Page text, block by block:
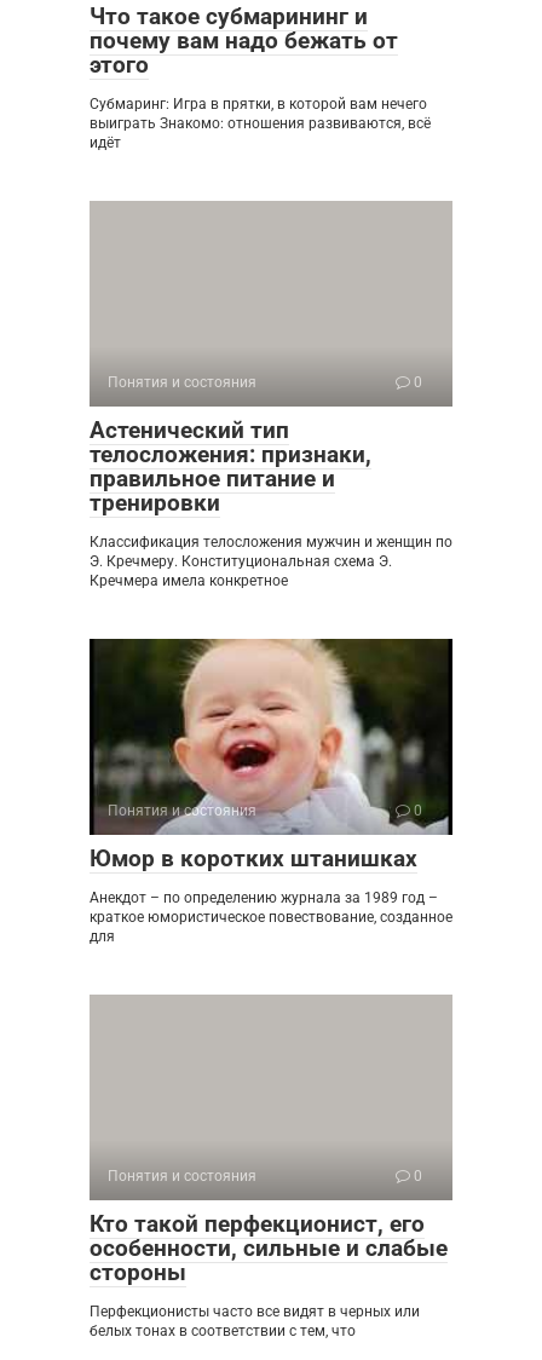
Что такое субмарининг и
почему вам надо бежать от
этого
Субмаринг: Игра в прятки, в которой вам нечего
выиграть Знакомо: отношения развиваются, всё
идёт
Понятия и состояния 0
Астенический тип
телосложения: признаки,
правильное питание и
тренировки
Классификация телосложения мужчин и женщин по
Э. Кречмеру. Конституциональная схема Э.
Кречмера имела конкретное
Понятия и состояния 0
Юмор в коротких штанишках
Анекдот – по определению журнала за 1989 год –
краткое юмористическое повествование, созданное
для
Понятия и состояния 0
Кто такой перфекционист, его
особенности, сильные и слабые
стороны
Перфекционисты часто все видят в черных или
белых тонах в соответствии с тем, что